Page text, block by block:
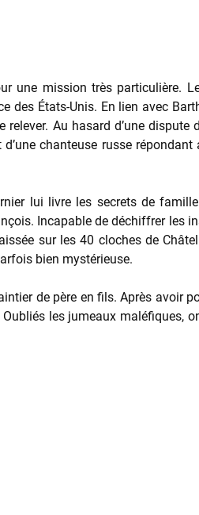
une mission très particulière.
des États-Unis. En lien avec
Au hasard d’une dispute
chanteuse russe
lui livre les secrets de
Incapable de déchiffrer les
sur les 40 cloches de
bien mystérieuse.
de père en fils. Après avoir
les jumeaux maléfiques,